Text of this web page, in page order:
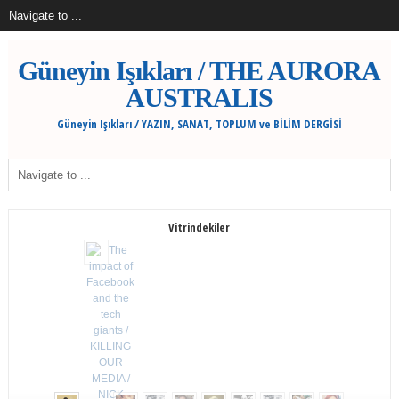
Güneyin Işıkları / THE AURORA
AUSTRALIS
Güneyin Işıkları / YAZIN, SANAT, TOPLUM ve BİLİM DERGİSİ
Vitrindekiler